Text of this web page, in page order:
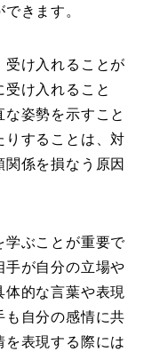
きます。
受け入れることが
け入れること
姿勢を示すこと
りすることは、対
係を損なう原因
学ぶことが重要で
手が自分の立場や
的な言葉や表現
も自分の感情に共
表現する際には